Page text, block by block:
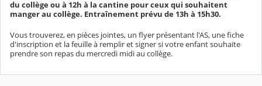
du collège ou à 12h à la cantine pour ceux qui souhaitent
manger au collège. Entraînement prévu de 13h à 15h30.
Vous trouverez, en pièces jointes, un flyer présentant l'AS, une fiche
d'inscription et la feuille à remplir et signer si votre enfant souhaite
prendre son repas du mercredi midi au collège.